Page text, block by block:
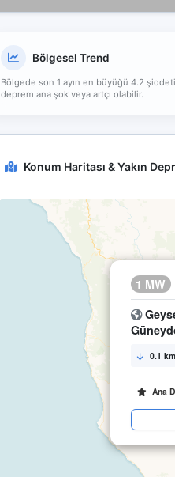
Bölgesel Trend
Bölgede son 1 ayın en büyüğü 4.2
deprem ana şok veya artçı olabilir.
Konum Haritası & Yakın
1 MW
0.1 km
Ana